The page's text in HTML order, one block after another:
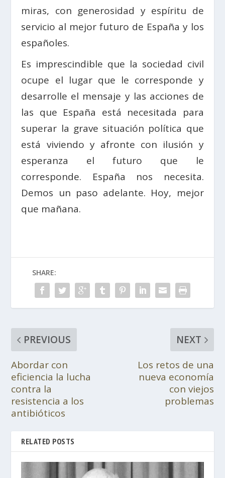
miras, con generosidad y espíritu de
servicio al mejor futuro de España y los
españoles.
Es imprescindible que la sociedad civil
ocupe el lugar que le corresponde y
desarrolle el mensaje y las acciones de
las que España está necesitada para
superar la grave situación política que
está viviendo y afronte con ilusión y
esperanza el futuro que le
corresponde. España nos necesita.
Demos un paso adelante. Hoy, mejor
que mañana.
SHARE:
PREVIOUS
Abordar con
eficiencia la lucha
contra la
resistencia a los
antibióticos
NEXT
Los retos de una
nueva economía
con viejos
problemas
RELATED POSTS